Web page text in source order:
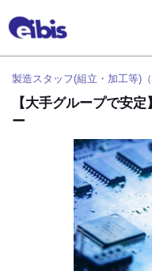
【大手グループで安
ー